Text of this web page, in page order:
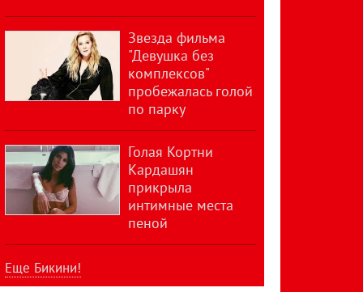
Звезда фильма
"Девушка без
комплексов"
пробежалась голой
по парку
Голая Кортни
Кардашян
прикрыла
интимные места
пеной
Еще Бикини!